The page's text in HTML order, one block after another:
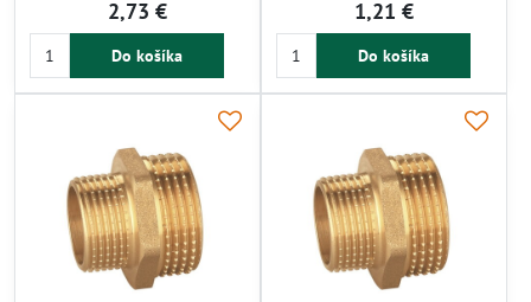
a odolnosti proti korózii zabezpečuje
spoľahlivé a tesné spoje pre vodu,
plyn aj oleje. Vhodná pre tlakové
bar.
2,73 €
Do košíka
sa vysokou pevnosťou a odolnosťou
proti korózii. Je vhodná pre vodu,
vzduch, oleje aj plyn, zabezpečuje
domáce aj priemyselné použitie.
1,21 €
Do košíka